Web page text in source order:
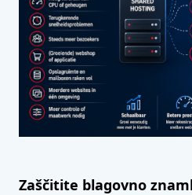
Zaščitite blagovno